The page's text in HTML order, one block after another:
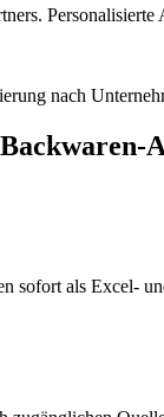
nach
-
sofort als Excel-